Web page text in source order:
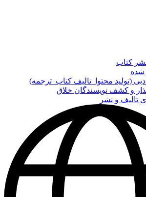
کتاب
شده
(تولید محتوا_تالیف کتاب_ترجمه)
و کشف نویسندگان خلاق
تالیف و نشر